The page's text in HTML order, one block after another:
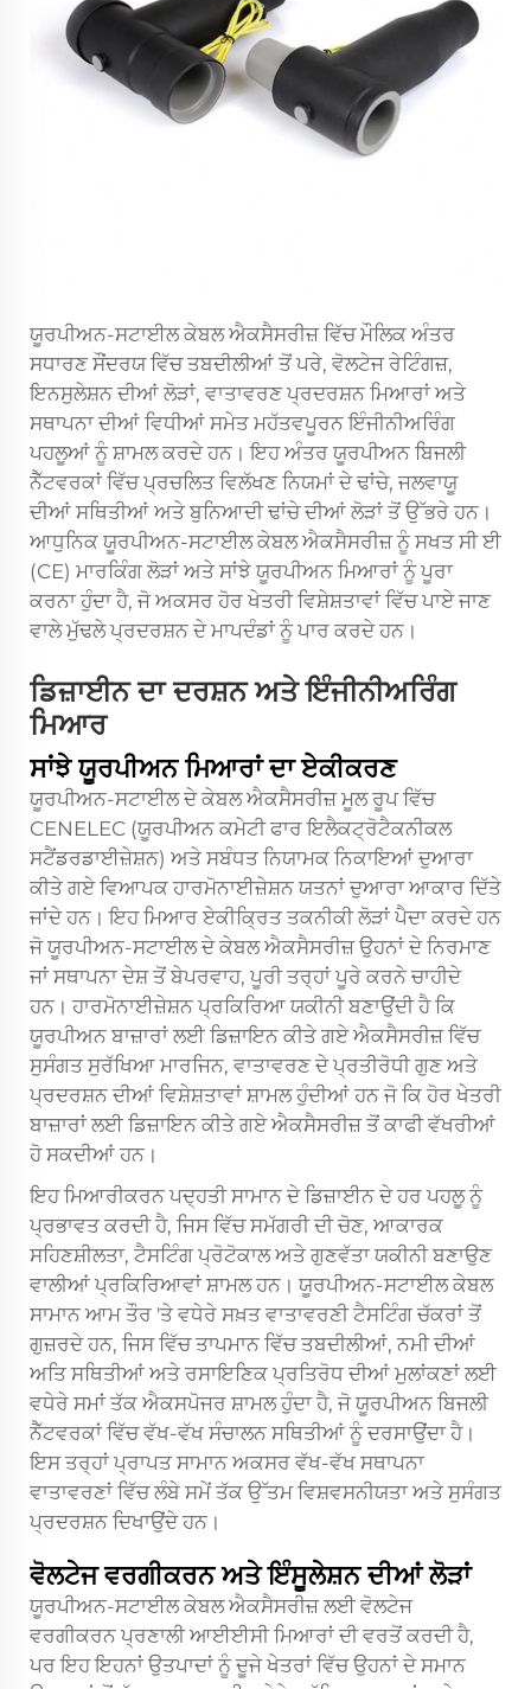
ਯੂਰਪੀਅਨ-ਸਟਾਈਲ ਕੇਬਲ ਐਕਸੈਸਰੀਜ਼ ਵਿੱਚ ਮੌਲਿਕ ਅੰਤਰ
ਸਧਾਰਣ ਸੌਂਦਰਯ ਵਿੱਚ ਤਬਦੀਲੀਆਂ ਤੋਂ ਪਰੇ, ਵੋਲਟੇਜ ਰੇਟਿੰਗਜ਼,
ਇਨਸੁਲੇਸ਼ਨ ਦੀਆਂ ਲੋੜਾਂ, ਵਾਤਾਵਰਣ ਪ੍ਰਦਰਸ਼ਨ ਮਿਆਰਾਂ ਅਤੇ
ਸਥਾਪਨਾ ਦੀਆਂ ਵਿਧੀਆਂ ਸਮੇਤ ਮਹੱਤਵਪੂਰਨ ਇੰਜੀਨੀਅਰਿੰਗ
ਪਹਲੂਆਂ ਨੂੰ ਸ਼ਾਮਲ ਕਰਦੇ ਹਨ। ਇਹ ਅੰਤਰ ਯੂਰਪੀਅਨ ਬਿਜਲੀ
ਨੈੱਟਵਰਕਾਂ ਵਿੱਚ ਪ੍ਰਚਲਿਤ ਵਿਲੱਖਣ ਨਿਯਮਾਂ ਦੇ ਢਾਂਚੇ, ਜਲਵਾਯੂ
ਦੀਆਂ ਸਥਿਤੀਆਂ ਅਤੇ ਬੁਨਿਆਦੀ ਢਾਂਚੇ ਦੀਆਂ ਲੋੜਾਂ ਤੋਂ ਉੱਭਰੇ ਹਨ।
ਆਧੁਨਿਕ ਯੂਰਪੀਅਨ-ਸਟਾਈਲ ਕੇਬਲ ਐਕਸੈਸਰੀਜ਼ ਨੂੰ ਸਖਤ ਸੀ ਈ
(CE) ਮਾਰਕਿੰਗ ਲੋੜਾਂ ਅਤੇ ਸਾਂਝੇ ਯੂਰਪੀਅਨ ਮਿਆਰਾਂ ਨੂੰ ਪੂਰਾ
ਕਰਨਾ ਹੁੰਦਾ ਹੈ, ਜੋ ਅਕਸਰ ਹੋਰ ਖੇਤਰੀ ਵਿਸ਼ੇਸ਼ਤਾਵਾਂ ਵਿੱਚ ਪਾਏ ਜਾਣ
ਵਾਲੇ ਮੁੱਢਲੇ ਪ੍ਰਦਰਸ਼ਨ ਦੇ ਮਾਪਦੰਡਾਂ ਨੂੰ ਪਾਰ ਕਰਦੇ ਹਨ।
ਡਿਜ਼ਾਈਨ ਦਾ ਦਰਸ਼ਨ ਅਤੇ ਇੰਜੀਨੀਅਰਿੰਗ
ਮਿਆਰ
ਸਾਂਝੇ ਯੂਰਪੀਅਨ ਮਿਆਰਾਂ ਦਾ ਏਕੀਕਰਣ
ਯੂਰਪੀਅਨ-ਸਟਾਈਲ ਦੇ ਕੇਬਲ ਐਕਸੈਸਰੀਜ਼ ਮੂਲ ਰੂਪ ਵਿੱਚ
CENELEC (ਯੂਰਪੀਅਨ ਕਮੇਟੀ ਫਾਰ ਇਲੈਕਟ੍ਰੋਟੈਕਨੀਕਲ
ਸਟੈਂਡਰਡਾਈਜ਼ੇਸ਼ਨ) ਅਤੇ ਸਬੰਧਤ ਨਿਯਾਮਕ ਨਿਕਾਇਆਂ ਦੁਆਰਾ
ਕੀਤੇ ਗਏ ਵਿਆਪਕ ਹਾਰਮੋਨਾਈਜ਼ੇਸ਼ਨ ਯਤਨਾਂ ਦੁਆਰਾ ਆਕਾਰ ਦਿੱਤੇ
ਜਾਂਦੇ ਹਨ। ਇਹ ਮਿਆਰ ਏਕੀਕ੍ਰਿਤ ਤਕਨੀਕੀ ਲੋੜਾਂ ਪੈਦਾ ਕਰਦੇ ਹਨ
ਜੋਯੂਰਪੀਅਨ-ਸਟਾਈਲ ਦੇ ਕੇਬਲ ਐਕਸੈਸਰੀਜ਼ਉਹਨਾਂ ਦੇ ਨਿਰਮਾਣ
ਜਾਂ ਸਥਾਪਨਾ ਦੇਸ਼ ਤੋਂ ਬੇਪਰਵਾਹ, ਪੂਰੀ ਤਰ੍ਹਾਂ ਪੂਰੇ ਕਰਨੇ ਚਾਹੀਦੇ
ਹਨ। ਹਾਰਮੋਨਾਈਜ਼ੇਸ਼ਨ ਪ੍ਰਕਿਰਿਆ ਯਕੀਨੀ ਬਣਾਉਂਦੀ ਹੈ ਕਿ
ਯੂਰਪੀਅਨ ਬਾਜ਼ਾਰਾਂ ਲਈ ਡਿਜ਼ਾਇਨ ਕੀਤੇ ਗਏ ਐਕਸੈਸਰੀਜ਼ ਵਿੱਚ
ਸੁਸੰਗਤ ਸੁਰੱਖਿਆ ਮਾਰਜਿਨ, ਵਾਤਾਵਰਣ ਦੇ ਪ੍ਰਤੀਰੋਧੀ ਗੁਣ ਅਤੇ
ਪ੍ਰਦਰਸ਼ਨ ਦੀਆਂ ਵਿਸ਼ੇਸ਼ਤਾਵਾਂ ਸ਼ਾਮਲ ਹੁੰਦੀਆਂ ਹਨ ਜੋ ਕਿ ਹੋਰ ਖੇਤਰੀ
ਬਾਜ਼ਾਰਾਂ ਲਈ ਡਿਜ਼ਾਇਨ ਕੀਤੇ ਗਏ ਐਕਸੈਸਰੀਜ਼ ਤੋਂ ਕਾਫੀ ਵੱਖਰੀਆਂ
ਹੋ ਸਕਦੀਆਂ ਹਨ।
ਇਹ ਮਿਆਰੀਕਰਨ ਪਦ੍ਹਤੀ ਸਾਮਾਨ ਦੇ ਡਿਜ਼ਾਈਨ ਦੇ ਹਰ ਪਹਲੂ ਨੂੰ
ਪ੍ਰਭਾਵਤ ਕਰਦੀ ਹੈ, ਜਿਸ ਵਿੱਚ ਸਮੱਗਰੀ ਦੀ ਚੋਣ, ਆਕਾਰਕ
ਸਹਿਣਸ਼ੀਲਤਾ, ਟੈਸਟਿੰਗ ਪ੍ਰੋਟੋਕਾਲ ਅਤੇ ਗੁਣਵੱਤਾ ਯਕੀਨੀ ਬਣਾਉਣ
ਵਾਲੀਆਂ ਪ੍ਰਕਿਰਿਆਵਾਂ ਸ਼ਾਮਲ ਹਨ। ਯੂਰਪੀਅਨ-ਸਟਾਈਲ ਕੇਬਲ
ਸਾਮਾਨ ਆਮ ਤੌਰ 'ਤੇ ਵਧੇਰੇ ਸਖ਼ਤ ਵਾਤਾਵਰਣੀ ਟੈਸਟਿੰਗ ਚੱਕਰਾਂ ਤੋਂ
ਗੁਜ਼ਰਦੇ ਹਨ, ਜਿਸ ਵਿੱਚ ਤਾਪਮਾਨ ਵਿੱਚ ਤਬਦੀਲੀਆਂ, ਨਮੀ ਦੀਆਂ
ਅਤਿ ਸਥਿਤੀਆਂ ਅਤੇ ਰਸਾਇਣਿਕ ਪ੍ਰਤਿਰੋਧ ਦੀਆਂ ਮੁਲਾਂਕਣਾਂ ਲਈ
ਵਧੇਰੇ ਸਮਾਂ ਤੱਕ ਐਕਸਪੋਜਰ ਸ਼ਾਮਲ ਹੁੰਦਾ ਹੈ, ਜੋ ਯੂਰਪੀਅਨ ਬਿਜਲੀ
ਨੈੱਟਵਰਕਾਂ ਵਿੱਚ ਵੱਖ-ਵੱਖ ਸੰਚਾਲਨ ਸਥਿਤੀਆਂ ਨੂੰ ਦਰਸਾਉਂਦਾ ਹੈ।
ਇਸ ਤਰ੍ਹਾਂ ਪ੍ਰਾਪਤ ਸਾਮਾਨ ਅਕਸਰ ਵੱਖ-ਵੱਖ ਸਥਾਪਨਾ
ਵਾਤਾਵਰਣਾਂ ਵਿੱਚ ਲੰਬੇ ਸਮੇਂ ਤੱਕ ਉੱਤਮ ਵਿਸ਼ਵਸਨੀਯਤਾ ਅਤੇ ਸੁਸੰਗਤ
ਪ੍ਰਦਰਸ਼ਨ ਦਿਖਾਉਂਦੇ ਹਨ।
ਵੋਲਟੇਜ ਵਰਗੀਕਰਨ ਅਤੇ ਇੰਸੂਲੇਸ਼ਨ ਦੀਆਂ ਲੋੜਾਂ
ਯੂਰਪੀਅਨ-ਸਟਾਈਲ ਕੇਬਲ ਐਕਸੈਸਰੀਜ਼ ਲਈ ਵੋਲਟੇਜ
ਵਰਗੀਕਰਨ ਪ੍ਰਣਾਲੀ ਆਈਈਸੀ ਮਿਆਰਾਂ ਦੀ ਵਰਤੋਂ ਕਰਦੀ ਹੈ,
ਪਰ ਇਹ ਇਹਨਾਂ ਉਤਪਾਦਾਂ ਨੂੰ ਦੂਜੇ ਖੇਤਰਾਂ ਵਿੱਚ ਉਹਨਾਂ ਦੇ ਸਮਾਨ